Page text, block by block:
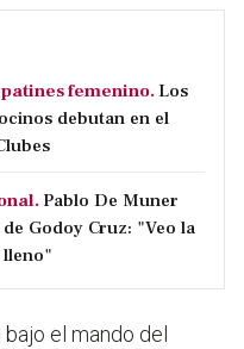
femenino. Los
debutan en el
Pablo De Muner
Godoy Cruz: "Veo la
lleno"
el mando del